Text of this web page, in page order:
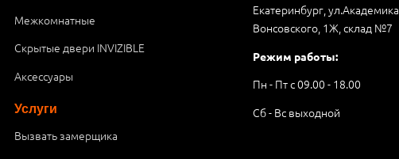
Межкомнатные
Скрытые двери INVIZIBLE
Аксессуары
Услуги
Вызвать замерщика
Екатеринбург, ул.Академика
Вонсовского, 1Ж, склад №7
Режим работы:
Пн - Пт с 09.00 - 18.00
Сб - Вс выходной